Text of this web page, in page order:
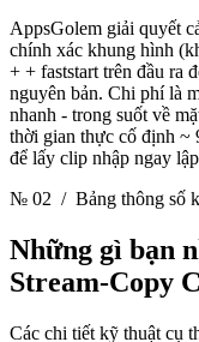
AppsGolem giải quyết
chính xác khung hình
+ + faststart trên đầu ra
nguyên bản. Chi phí là
nhanh - trong suốt về
thời gian thực cố định ~
để lấy clip nhập ngay
№ 02 / Bảng thông số
Những gì bạn
Stream-Copy
Các chi tiết kỹ thuật cụ